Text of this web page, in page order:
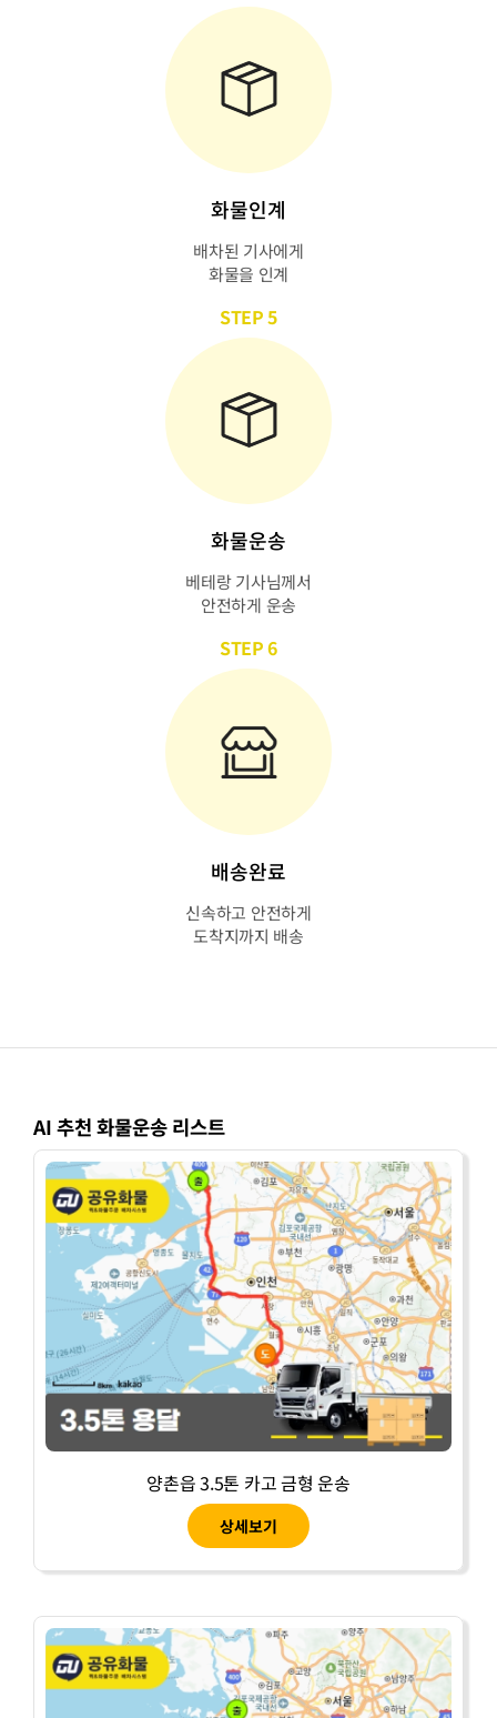
화물인계
배차된 기사에게
화물을 인계
STEP 5
화물운송
베테랑 기사님께서
안전하게 운송
STEP 6
배송완료
신속하고 안전하게
도착지까지 배송
AI 추천 화물운송 리스트
양촌읍 3.5톤 카고 금형 운송
상세보기